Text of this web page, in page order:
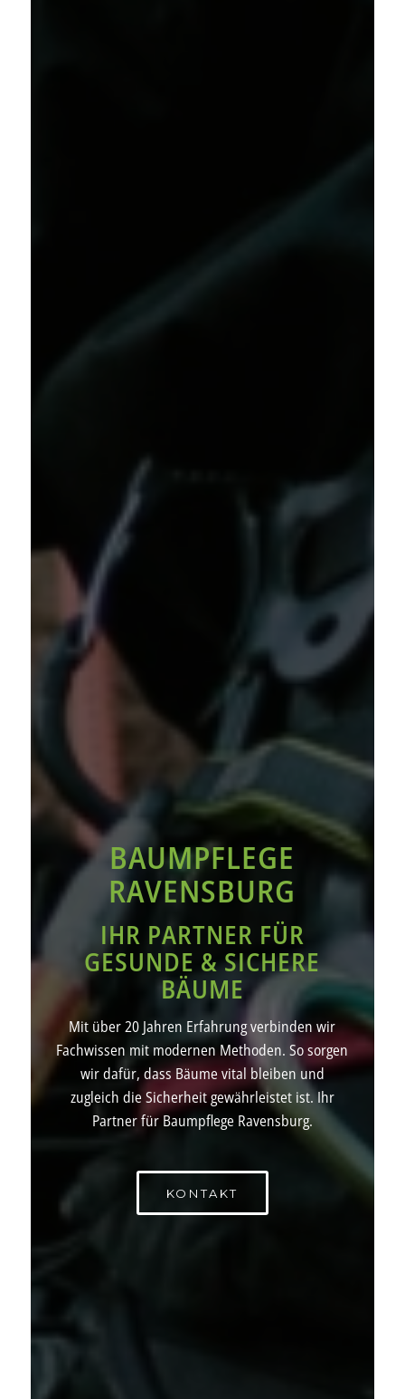
BAUMPFLEGE
RAVENSBURG
IHR PARTNER FÜR
GESUNDE & SICHERE
BÄUME
Mit über 20 Jahren Erfahrung verbinden wir
Fachwissen mit modernen Methoden. So sorgen
wir dafür, dass Bäume vital bleiben und
zugleich die Sicherheit gewährleistet ist. Ihr
Partner für Baumpflege Ravensburg.
KONTAKT